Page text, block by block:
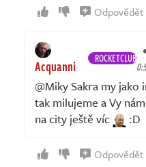
Odpovědět
Acquanni ROCKETCLUB
@Miky Sakra my jako
tak milujeme a Vy
na city ještě víc
:D
Odpovědět